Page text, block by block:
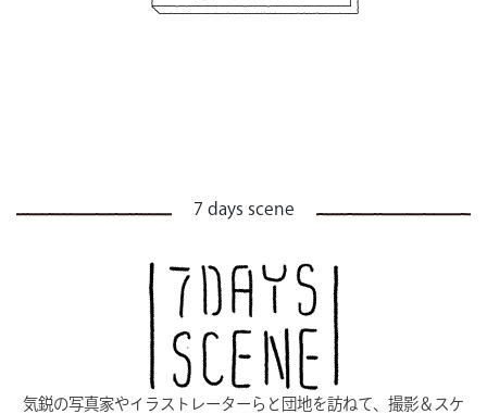
7 days scene
気鋭の写真家やイラストレーターらと団地を訪ねて、撮影＆スケ